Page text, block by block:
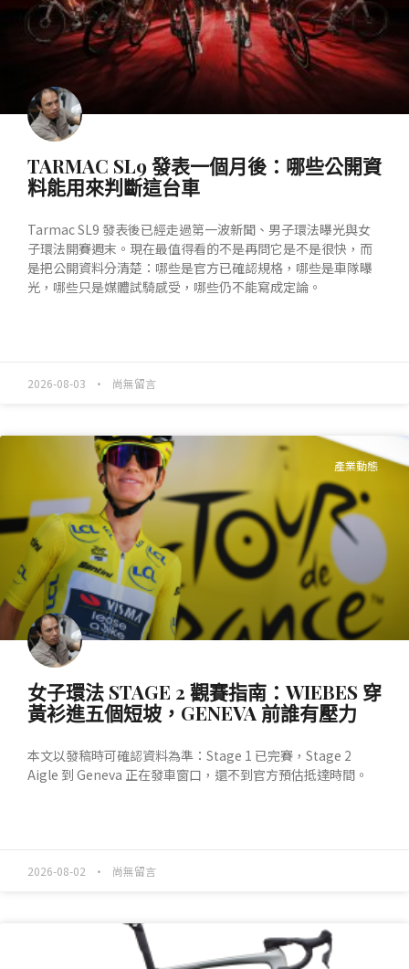
TARMAC SL9 發表一個月後：哪些公開資
料能用來判斷這台車
Tarmac SL9 發表後已經走過第一波新聞、男子環法曝光與女
子環法開賽週末。現在最值得看的不是再問它是不是很快，而
是把公開資料分清楚：哪些是官方已確認規格，哪些是車隊曝
光，哪些只是媒體試騎感受，哪些仍不能寫成定論。
2026-08-03 尚無留言
產業動態
女子環法 STAGE 2 觀賽指南：WIEBES 穿
黃衫進五個短坡，GENEVA 前誰有壓力
本文以發稿時可確認資料為準：Stage 1 已完賽，Stage 2
Aigle 到 Geneva 正在發車窗口，還不到官方預估抵達時間。
2026-08-02 尚無留言